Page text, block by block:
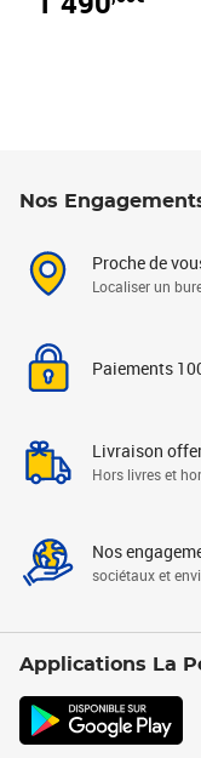
Nos
Proche de
Localiser un
Paiements
Livraison
Hors livres et
Nos
sociétaux et
Applications La